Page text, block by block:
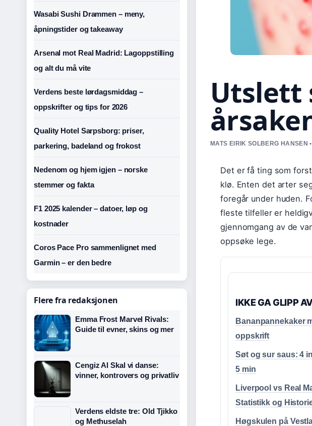
Utslett
MATS EIRIK SOLBERG HANSEN
Det er få ting som
klø. Enten det arter
foregår under huden.
fleste tilfeller er
gjennomgang av de
oppsøke lege.
IKKE GA GLIPP
Bananpannekaker
oppskrift
Søt og sur saus: 4
5 min
Liverpool vs Real
Statistikk og
Høgskulen på
Wasabi Sushi Drammen – meny,
åpningstider og takeaway
Arsenal mot Real Madrid: Lagoppstilling
og alt du må vite
Verdens beste lørdagsmiddag –
oppskrifter og tips for 2026
Quality Hotel Sarpsborg: priser,
parkering, badeland og frokost
Nedenom og hjem igjen – norske
stemmer og fakta
F1 2025 kalender – datoer, løp og
kostnader
Coros Pace Pro sammenlignet med
Garmin – er den bedre
Flere fra redaksjonen
Emma Frost Marvel Rivals:
Guide til evner, skins og mer
Cengiz Al Skal vi danse:
vinner, kontrovers og privatliv
Verdens eldste tre: Old Tjikko
og Methuselah